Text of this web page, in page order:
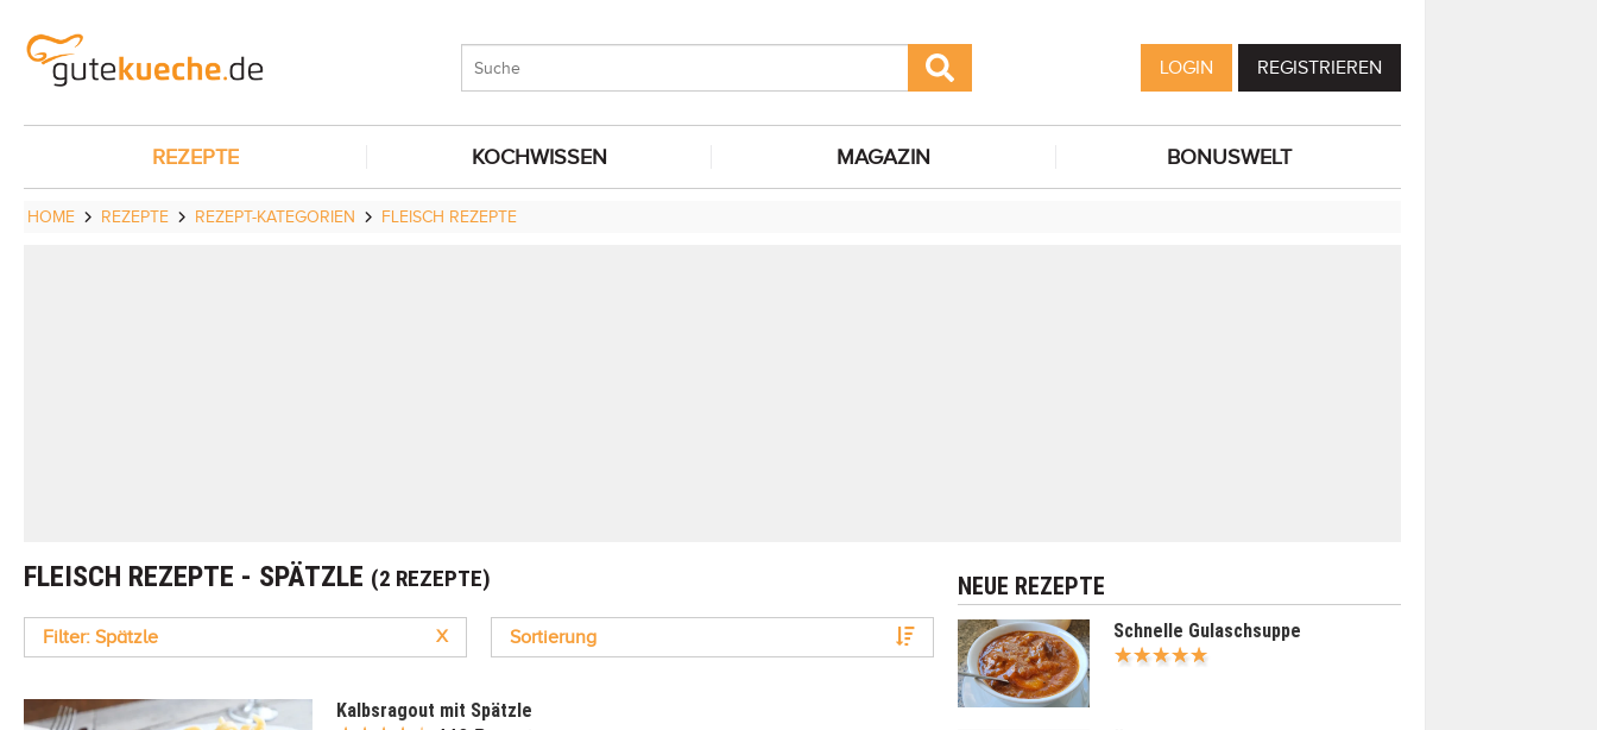
LOGIN REGISTRIEREN
REZEPTE KOCHWISSEN MAGAZIN BONUSWELT
HOME REZEPTE REZEPT-KATEGORIEN FLEISCH REZEPTE
FLEISCH REZEPTE - SPÄTZLE (2 REZEPTE)
Filter: Spätzle X Sortierung
Kalbsragout mit Spätzle
NEUE REZEPTE
Schnelle Gulaschsuppe